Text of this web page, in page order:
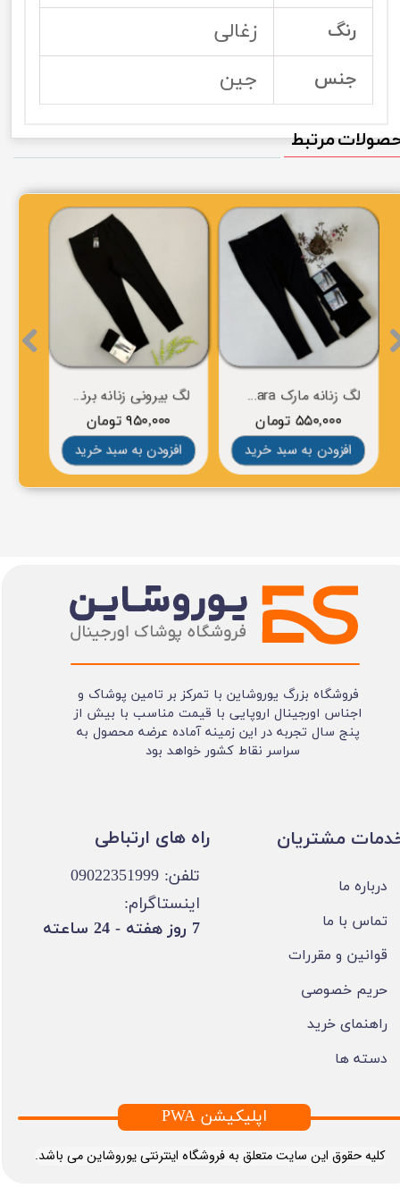
رنگ زغالی
جنس جین
لگ بیرونی زنانه برند esmara
۹۵۰,۰۰۰ تومان
افزودن به سبد خرید
لگ زنانه مارک esmara
۵۵۰,۰۰۰ تومان
افزودن به سبد خرید
مرتبط
فروشگاه بزرگ یوروشاین با تمرکز بر تامین پوشاک و
اجناس اورجینال اروپایی با قیمت مناسب با بیش از
پنج سال تجربه در این زمینه آماده عرضه محصول به
سراسر نقاط کشور خواهد بود
​کلیه حقوق این سایت متعلق به فروشگاه اینترنتی یوروشاین می باشد.
مشتریان
درباره ما
تماس با ما
قوانین و مقررات
حریم خصوصی
راهنمای خرید
دسته ها
تلفن: 09022351999
اینستاگرام:
​7 روز هفته - 24 ساعته ​​​​​​​
PWA اپلیکیشن
​​راه های ارتباطی